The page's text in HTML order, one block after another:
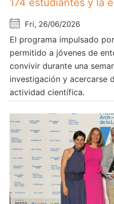
174 estudiantes y la
Fri, 26/06/2026
El programa impulsado
permitido a jóvenes de
convivir durante una
investigación y acercarse
actividad científica.